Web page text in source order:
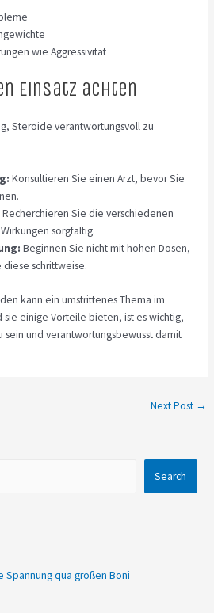
wie Aggressivität
Einsatz achten
Steroide verantwortungsvoll zu
Konsultieren Sie einen Arzt, bevor Sie
Recherchieren Sie die verschiedenen
sorgfältig.
Beginnen Sie nicht mit hohen Dosen,
schrittweise.
kann ein umstrittenes Thema im
sie einige Vorteile bieten, ist es wichtig,
sein und verantwortungsbewusst damit
Next Post →
Search
qua großen Boni